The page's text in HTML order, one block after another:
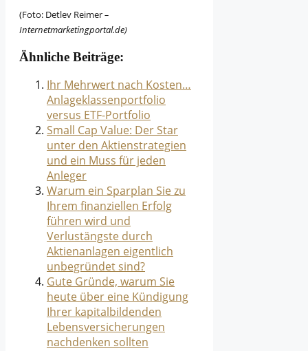
(Foto: Detlev Reimer–
Internetmarketingportal.de)
Ähnliche Beiträge:
Ihr Mehrwert nach Kosten…
Anlageklassenportfolio
versus ETF-Portfolio
Small Cap Value: Der Star
unter den Aktienstrategien
und ein Muss für jeden
Anleger
Warum ein Sparplan Sie zu
Ihrem finanziellen Erfolg
führen wird und
Verlustängste durch
Aktienanlagen eigentlich
unbegründet sind?
Gute Gründe, warum Sie
heute über eine Kündigung
Ihrer kapitalbildenden
Lebensversicherungen
nachdenken sollten